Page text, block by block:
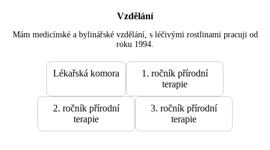
Vzdělání
Mám medicínské a bylinářské vzdělání, s léčivými rostlinami pracuji od
roku 1994.
Lékařská komora
1. ročník přírodní
terapie
2. ročník přírodní
terapie
3. ročník přírodní
terapie